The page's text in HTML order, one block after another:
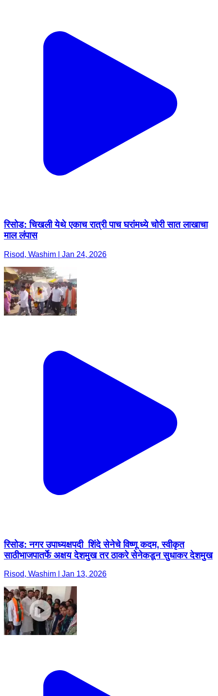
रिसोड: चिखली येथे एकाच रात्री पाच घरांमध्ये चोरी सात लाखाचा
माल लंपास
Risod, Washim | Jan 24, 2026
रिसोड: नगर उपाध्यक्षपदी शिंदे सेनेचे विष्णू कदम, स्वीकृत
साठीभाजपातर्फे अक्षय देशमुख तर ठाकरे सेनेकडून सुधाकर देशमुख
Risod, Washim | Jan 13, 2026